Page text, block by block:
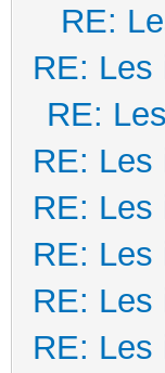
RE:
RE: Les
RE:
RE: Les
RE: Les
RE: Les
RE: Les
RE: Les